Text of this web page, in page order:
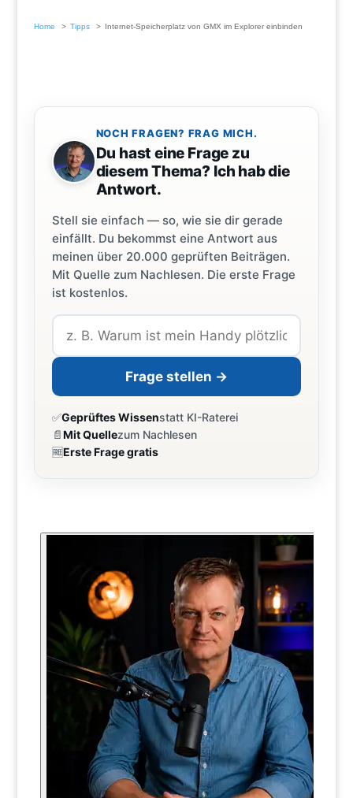
Home Tipps Internet-Speicherplatz von GMX im Explorer einbinden
NOCH FRAGEN? FRAG MICH.
Du hast eine Frage zu
diesem Thema? Ich hab die
Antwort.
Stell sie einfach — so, wie sie dir gerade
einfällt. Du bekommst eine Antwort aus
meinen über 20.000 geprüften Beiträgen.
Mit Quelle zum Nachlesen. Die erste Frage
ist kostenlos.
Frage stellen →
✅Geprüftes Wissenstatt KI-Raterei
📄Mit Quellezum Nachlesen
🆓Erste Frage gratis